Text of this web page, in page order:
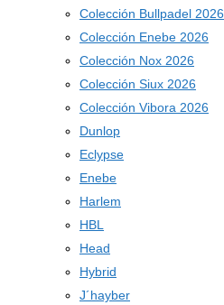
Colección Bullpadel 2026
Colección Enebe 2026
Colección Nox 2026
Colección Siux 2026
Colección Vibora 2026
Dunlop
Eclypse
Enebe
Harlem
HBL
Head
Hybrid
J´hayber